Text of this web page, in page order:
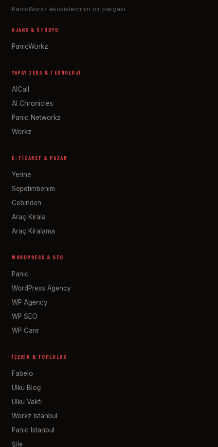
PanicWorkz ekosisteminin bir parçası.
AJANS & STÜDYO
PanicWorkz
YAPAY ZEKA & TEKNOLOJI
AICall
AI Chronicles
Panic Networkz
Workz
E-TICARET & PAZAR
Yerine
Sepetimbenim
Cebinden
Araç Kirala
Araç Kiralama
WORDPRESS & SEO
Panic
WordPress Agency
WP Agency
WP SEO
WP Care
İÇERIK & TOPLULUK
Fabelo
Ülkü Blog
Ülkü Vakfı
Workz Istanbul
Panic Istanbul
Şile